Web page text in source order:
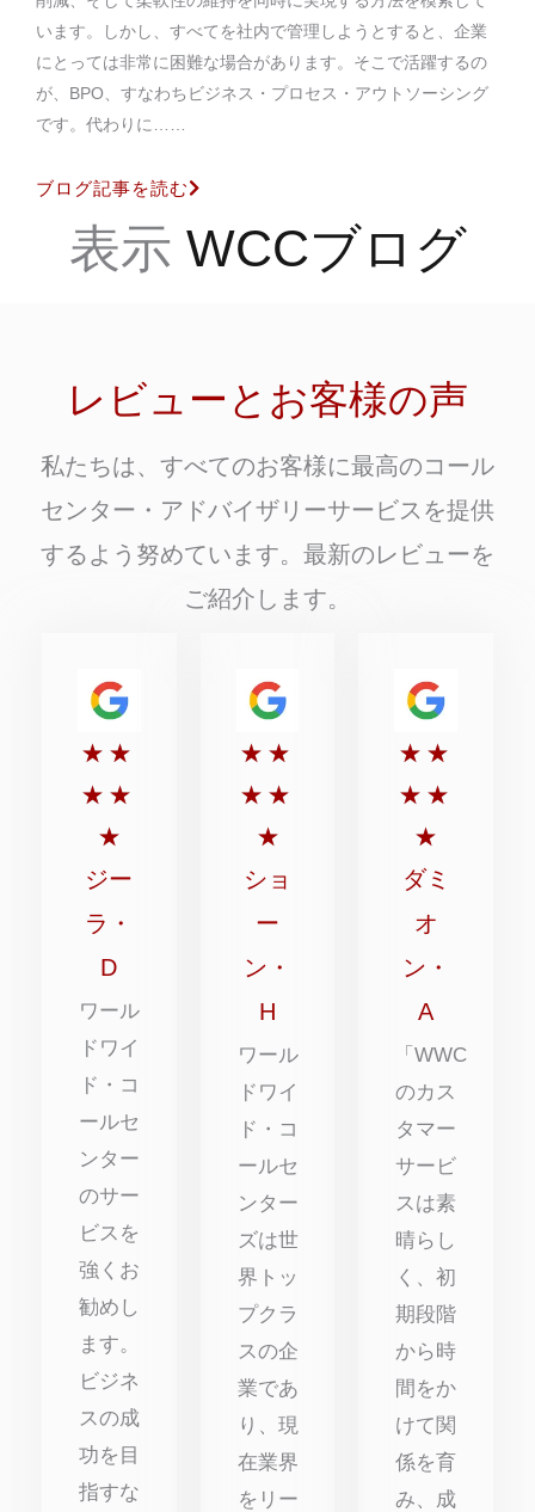
います。しかし、すべてを社内で管理しようとすると、企業
にとっては非常に困難な場合があります。そこで活躍するの
が、BPO、すなわちビジネス・プロセス・アウトソーシング
です。代わりに……
ブログ記事を読む
表示 WCCブログ
レビューとお客様の声
私たちは、すべてのお客様に最高のコール
センター・アドバイザリーサービスを提供
するよう努めています。最新のレビューを
ご紹介します。
★ ★
★ ★
★
5
点
満
点
中
点
ジー
ラ・
D
ワール
ドワイ
ド・コ
ールセ
ンター
のサー
ビスを
強くお
勧めし
ます。
ビジネ
スの成
功を目
指すな
★ ★
★ ★
★
5
点
満
点
中
5
ショ
ー
ン・
H
ワール
ドワイ
ド・コ
ールセ
ンター
ズは世
界トッ
プクラ
スの企
業であ
り、現
在業界
をリー
★ ★
★ ★
★
5
点
点
5
ダミ
オ
ン・
A
「WWC
のカス
タマー
サービ
スは素
晴らし
く、初
期段階
から時
間をか
けて関
係を育
み、成